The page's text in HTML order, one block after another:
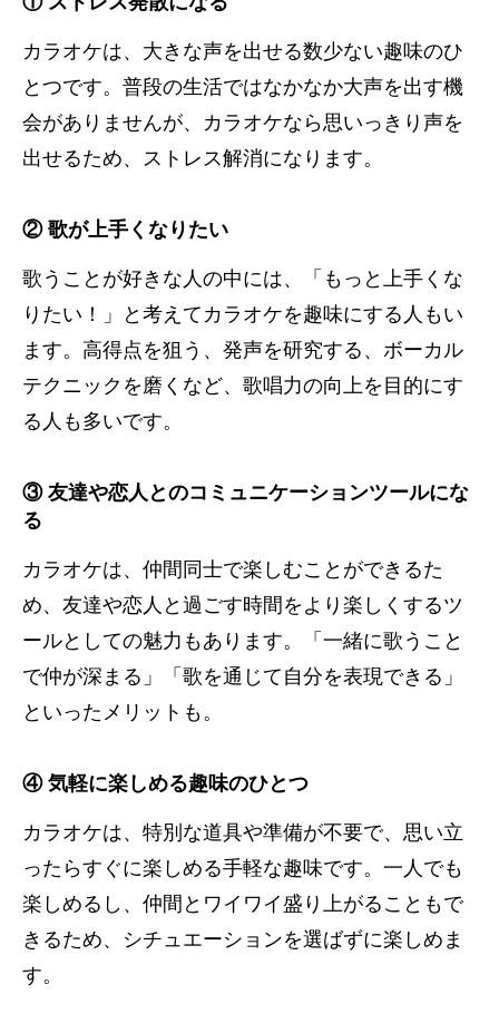
カラオケは、大きな声を出せる数少ない趣味のひ
とつです。普段の生活ではなかなか大声を出す機
会がありませんが、カラオケなら思いっきり声を
出せるため、ストレス解消になります。
② 歌が上手くなりたい
歌うことが好きな人の中には、「もっと上手くな
りたい！」と考えてカラオケを趣味にする人もい
ます。高得点を狙う、発声を研究する、ボーカル
テクニックを磨くなど、歌唱力の向上を目的にす
る人も多いです。
③ 友達や恋人とのコミュニケーションツールにな
る
カラオケは、仲間同士で楽しむことができるた
め、友達や恋人と過ごす時間をより楽しくするツ
ールとしての魅力もあります。「一緒に歌うこと
で仲が深まる」「歌を通じて自分を表現できる」
といったメリットも。
④ 気軽に楽しめる趣味のひとつ
カラオケは、特別な道具や準備が不要で、思い立
ったらすぐに楽しめる手軽な趣味です。一人でも
楽しめるし、仲間とワイワイ盛り上がることもで
きるため、シチュエーションを選ばずに楽しめま
す。